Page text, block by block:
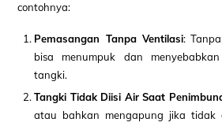
contohnya:
Pemasangan Tanpa Ventilasi:
bisa menumpuk dan
tangki.
Tangki Tidak Diisi Air Saat
atau bahkan mengapung jika tidak